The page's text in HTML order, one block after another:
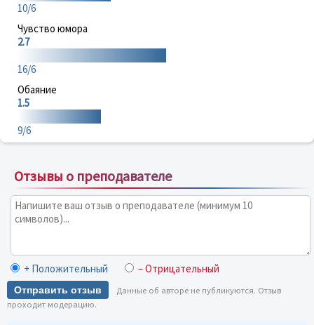
10/6
Чувство юмора
2.7
16/6
Обаяние
1.5
9/6
Отзывы о преподавателе
+ Положительный – Отрицательный
Отправить отзыв
Данные об авторе не публикуются. Отзыв
проходит модерацию.